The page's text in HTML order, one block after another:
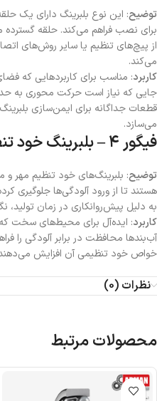
توضیح: این نوع بلبرینگ دارای یک
برای نصب فراهم می‌کند. حلقه گسترده
از پیچ‌های تنظیم یا سایر روش‌های
می‌کند.
کاربرد: مناسب برای کاربردهایی که
جایی که نیاز است حرکت محوری به
قطعات جداگانه برای ایمن‌سازی
می‌سازد.
فیگور ۴ – بلبرینگ خود تنظیم مهر و موم شده
توضیح: بلبرینگ‌های خود تنظیم مهر
هستند تا از ورود آلودگی‌ها جلوگیری
به دلیل پیش‌روانکاری در زمان تولید،
کاربرد: ایده‌آل برای محیط‌های سخت که
آب‌بندها محافظت در برابر آلودگی را
خواص خود تنظیمی آن افزایش
نظرات (0)
محصولات مرتبط